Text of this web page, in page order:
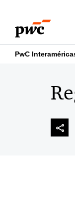
content
footer
PwC